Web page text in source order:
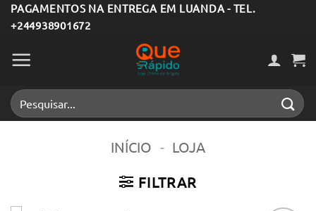
Skip
to
content
PAGAMENTOS NA ENTREGA EM LUANDA - TEL.
+244938901672
Pesquisar
por:
INÍCIO - LOJA
FILTRAR